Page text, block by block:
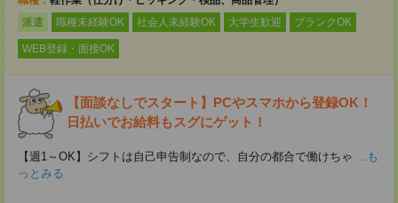
派遣
職種未経験OK 社会人未経験OK 大学生歓迎 ブランクOK
WEB登録・面接OK
【面談なしでスタート】PCやスマホから登録OK！
日払いでお給料もスグにゲット！
【週1～OK】シフトは自己申告制なので、自分の都合で働けちゃ ...も
っとみる